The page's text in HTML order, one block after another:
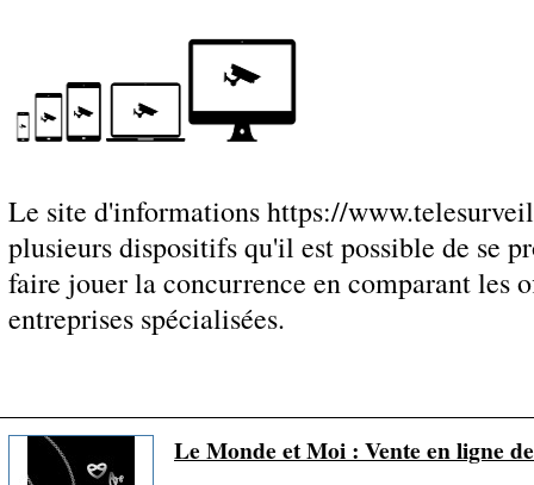
Le site d'informations https://
plusieurs dispositifs qu'il est possible de se
faire jouer la concurrence en comparant les
entreprises spécialisées.
Le Monde et Moi : Vente en ligne